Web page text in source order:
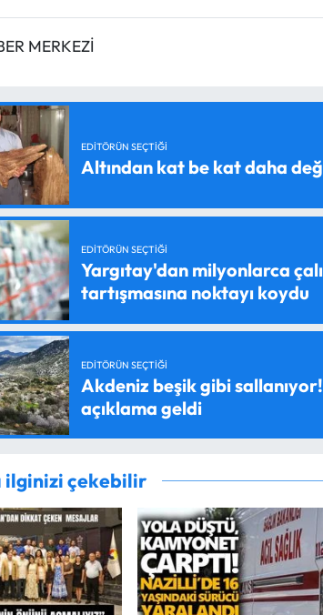
MERKEZİ
EDITÖRÜN SEÇTIĞI
Altından kat be kat daha
EDITÖRÜN SEÇTIĞI
Yargıtay'dan milyonlarca
tartışmasına noktayı koydu
EDITÖRÜN SEÇTIĞI
Akdeniz beşik gibi
açıklama geldi
ilginizi çekebilir